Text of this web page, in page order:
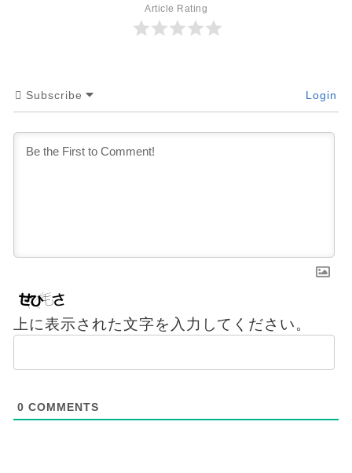
Article Rating
Subscribe Login
上に表示された文字を入力してください。
0 COMMENTS